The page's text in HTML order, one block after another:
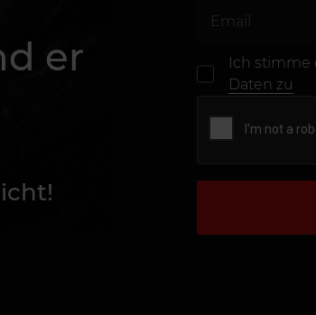
er
Ich stimme
Daten zu